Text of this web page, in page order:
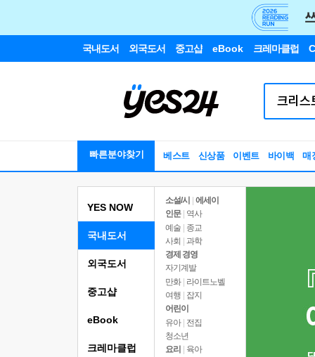
국내도서 외국도서 중고샵 eBook 크레마클럽
빠른분야찾기 베스트 신상품 이벤트 바이백 매
YES NOW
국내도서
소설/시
에세이
인문
역사
예술 | 종교
사회 | 과학
경제 경영
자기계발
만화 | 라이트노벨
여행
잡지
어린이
유아 | 전집
청소년
요리
육아
외국도서
중고샵
eBook
크레마클럽